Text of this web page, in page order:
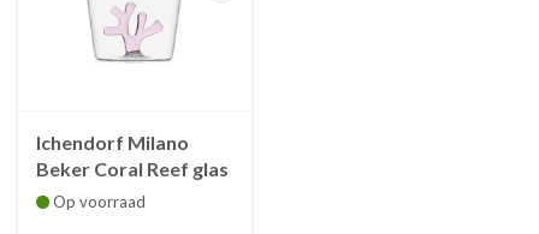
Ichendorf Milano
Beker Coral Reef glas
35 cl coral roze
Op voorraad